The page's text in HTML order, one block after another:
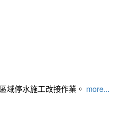
域停水施工改接作業。 more...